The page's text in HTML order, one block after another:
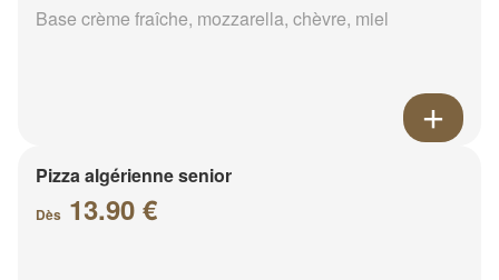
Base crème fraîche, mozzarella, chèvre, miel
Pizza algérienne senior
Dès 13.90 €